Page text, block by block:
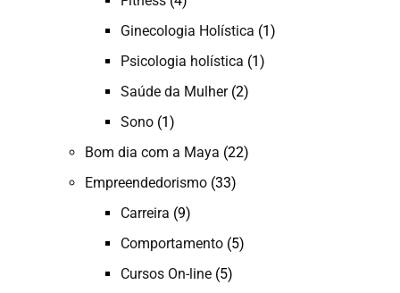
Ginecologia Holística (1)
Psicologia holística (1)
Saúde da Mulher(2)
Sono (1)
Bom dia com a Maya (22)
Empreendedorismo (33)
Carreira (9)
Comportamento (5)
Cursos On-line (5)